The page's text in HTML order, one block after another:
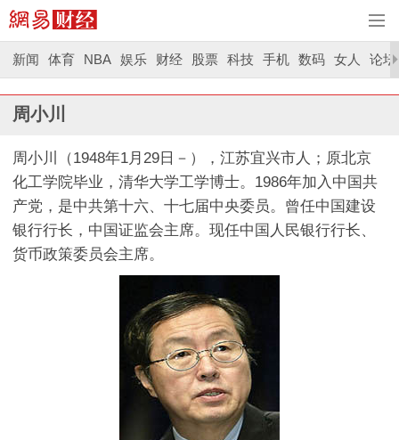
新闻 体育 NBA 娱乐 财经 股票 科技 手机 数码 女人 论坛
周小川
周小川（1948年1月29日－），江苏宜兴市人；原北京
化工学院毕业，清华大学工学博士。1986年加入中国共
产党，是中共第十六、十七届中央委员。曾任中国建设
银行行长，中国证监会主席。现任中国人民银行行长、
货币政策委员会主席。